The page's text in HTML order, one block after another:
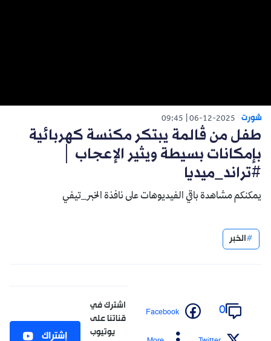
شورت 06-12-2025
09:45
طفل من ڤالمة يبتكر مكنسة كهربائية
بإمكانات بسيطة ويثير الإعجاب │
#تراند_ميديا
يمكنكم مشاهدة باقي الفيديوهات على نافذة الخبر_تيفي
الخبر
0
Facebook
اشترك في
قناتنا على
يوتيوب
إشتراك